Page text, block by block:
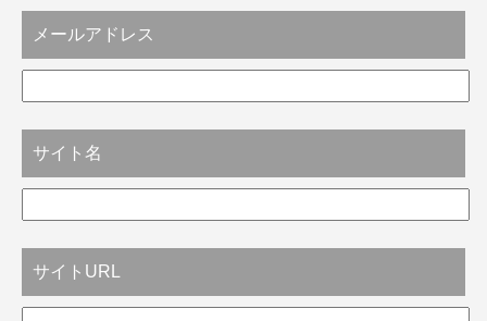
メールアドレス
サイト名
サイトURL